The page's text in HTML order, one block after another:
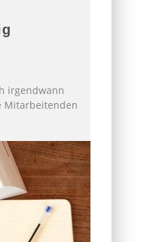
irgendwann
Mitarbeitenden